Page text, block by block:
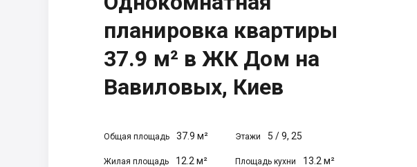
планировка квартиры
37.9 м² в ЖК Дом на
Вавиловых, Киев
Общая площадь 37.9 м² Этажи 5 /9, 25
Жилая площадь 12.2 м² Площадь кухни 13.2 м²